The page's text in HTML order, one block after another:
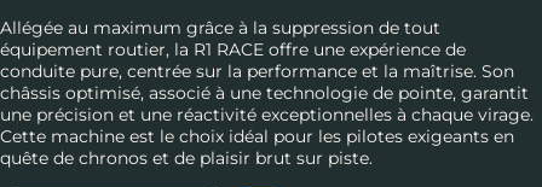
Allégée au maximum grâce à la suppression de tout
équipement routier, la R1 RACE offre une expérience de
conduite pure, centrée sur la performance et la maîtrise. Son
châssis optimisé, associé à une technologie de pointe, garantit
une précision et une réactivité exceptionnelles à chaque virage.
Cette machine est le choix idéal pour les pilotes exigeants en
quête de chronos et de plaisir brut sur piste.